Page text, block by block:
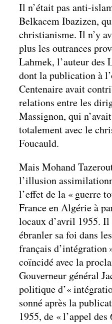
Il n’était pas anti-
Belkacem Ibazizen,
christianisme. Il n’y
plus les outrances
Lahmek, l’auteur des
dont la publication à
Centenaire avait
relations entre les
Massignon, qui
totalement avec le
Foucauld.
Mais Mohand
l’illusion
l’effet de la « guerre
France en Algérie à
locaux d’avril 1955.
ébranler sa foi dans
français d’intégration
coïncidé avec la
Gouverneur général
politique d’«
sonné après la
1955, de « l’appel des